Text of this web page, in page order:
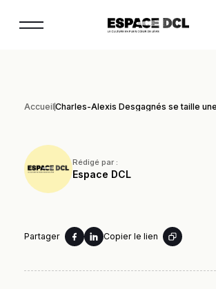
Accueil
Rédigé par :
Espace DCL
Partager Copier le lien